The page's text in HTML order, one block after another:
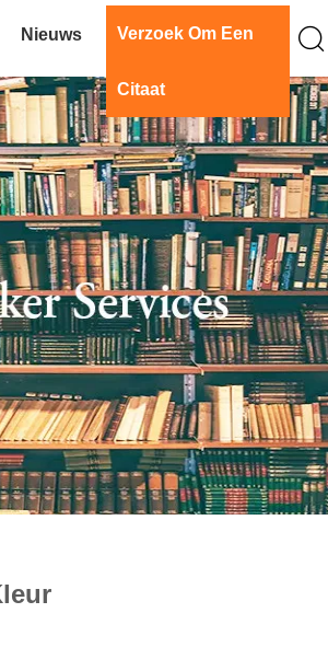
Nieuws Verzoek Om Een
Citaat